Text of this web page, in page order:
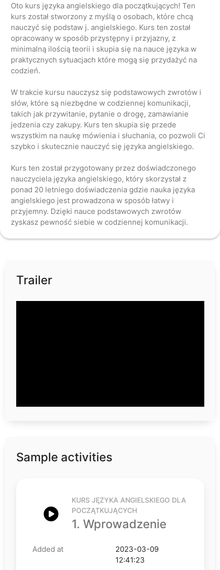
Oto kurs języka angielskiego dla początkujących! Ten
kurs został stworzony z myślą o osobach, które chcą
nauczyć się podstaw j. angielskiego. Kurs ten został
opracowany w sposób przystępny i przyjazny, z
minimalną ilością teorii i skupia się na nauce języka w
praktycznych sytuacjach które mogą się przydażyć na
codzień.
W trakcie kursu nauczysz się podstawowych zwrotów i
słów, które są niezbędne w codziennej komunikacji,
takich jak przywitanie, pytanie o drogę, zamawianie
jedzenia czy zakupy. Kurs ten skupia się przede
wszystkim na naukę mówienia i słuchania, co pozwoli Ci
szybko i skutecznie nauczyć się języka angielskiego.
Kurs ten został przygotowany przez doświadczonego
nauczyciela języka angielskiego, który skorzystał z
ponad 20 letniego doświadczenia gdzie nauka języka
angielskiego jest prowadzona w sposób łatwy i
przyjemny. Dzięki nauce podstawowych zwrotów
Trailer
Sample activities
KURS JĘZYKA ANGIELSKIEGO DLA
POCZĄTKUJĄCYCH
1. Wprowadzenie
Added at
2023-03-09
12:41:23